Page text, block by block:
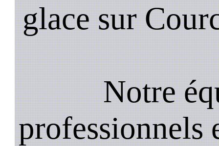
glace sur
Notre
professionnels